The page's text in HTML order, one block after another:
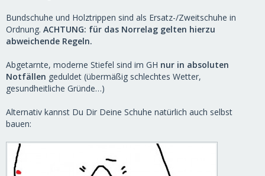
Bundschuhe und Holztrippen sind als Ersatz-/Zweitschuhe in
Ordnung. ACHTUNG: für das Norrelag gelten hierzu
abweichende Regeln.
Abgetarnte, moderne Stiefel sind im GH nur in absoluten
Notfällen geduldet (übermäßig schlechtes Wetter,
gesundheitliche Gründe…)
Alternativ kannst Du Dir Deine Schuhe natürlich auch selbst
bauen: